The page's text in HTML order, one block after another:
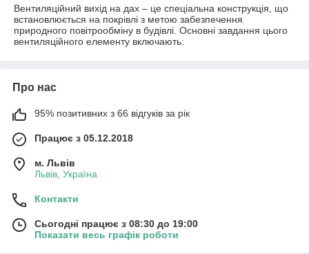
Вентиляційний вихід на дах – це спеціальна конструкція, що
встановлюється на покрівлі з метою забезпечення
природного повітрообміну в будівлі. Основні завдання цього
вентиляційного елементу включають:
Про нас
95% позитивних з 66 відгуків за рік
Працює з 05.12.2018
м. Львів
Львів, Україна
Контакти
Сьогодні працює з 08:30 до 19:00
Показати весь графік роботи